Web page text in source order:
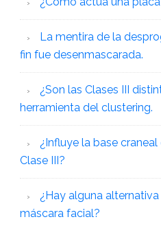
La mentira de la
fin fue desenmascarada.
¿Son las Clases III
herramienta del clustering.
¿Influye la base
Clase III?
¿Hay alguna
máscara facial?